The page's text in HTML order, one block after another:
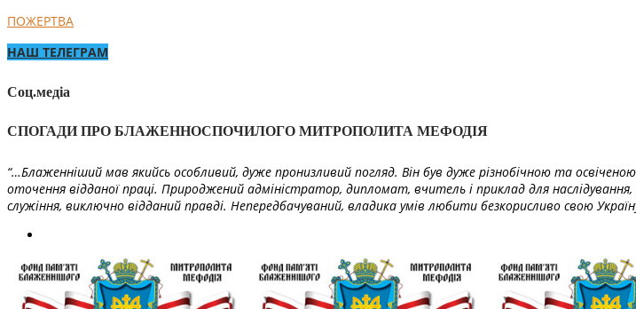
ПОЖЕРТВА
НАШ ТЕЛЕГРАМ
Соц.медіа
СПОГАДИ ПРО БЛАЖЕННОСПОЧИЛОГО МИТРОПОЛИТА МЕФОДІЯ
“…Блаженніший мав якийсь особливий, дуже пронизливий погляд. Він був дуже різнобічною та
оточення відданої праці. Природжений адміністратор, дипломат, вчитель і приклад для
служіння, виключно відданий правді. Непередбачуваний, владика умів любити безкорисливо свою